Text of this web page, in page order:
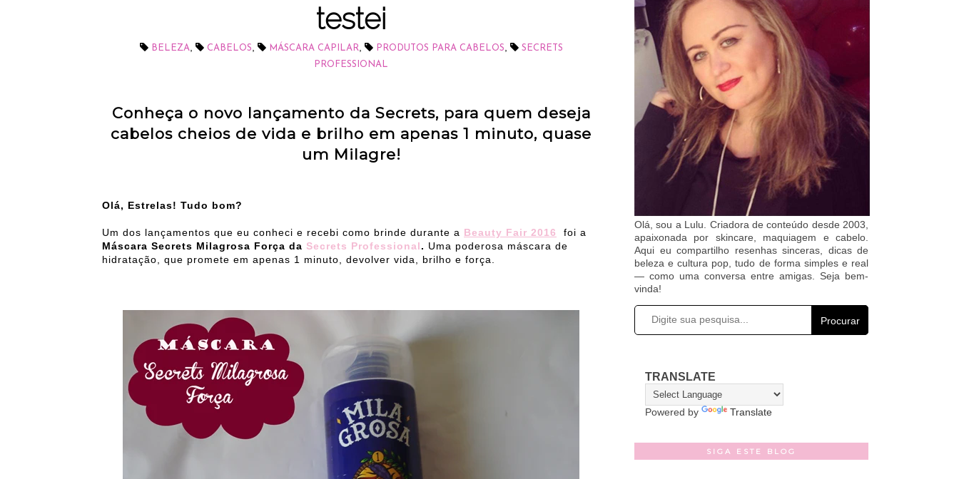
testei
BELEZA CABELOS MÁSCARA CAPILAR PRODUTOS PARA CABELOS
SECRETS
PROFESSIONAL
Conheça o novo lançamento da Secrets, para quem deseja
cabelos cheios de vida e brilho em apenas 1 minuto, quase
um Milagre!
Olá, Estrelas! Tudo bom?
Um dos lançamentos que eu conheci e recebi como brinde durante a Beauty Fair 2016
foi a
Máscara Secrets Milagrosa Força da Secrets Professional. Uma poderosa máscara de
hidratação, que promete em apenas 1 minuto, devolver vida, brilho e força.
Olá, sou a Lulu. Criadora de conteúdo desde 2003,
apaixonada por skincare, maquiagem e cabelo.
Aqui eu compartilho resenhas sinceras, dicas de
beleza e cultura pop, tudo de forma simples e real
— como uma conversa entre amigas. Seja bem-
vinda!
Procurar
TRANSLATE
Powered by Translate
SIGA ESTE BLOG